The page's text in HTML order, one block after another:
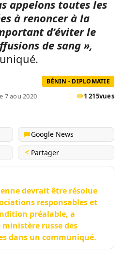
appelons toutes les
à renoncer à la
d’éviter le
de sang »,
BÉNIN - DIPLOMATIE
7 aou 2020 1 215vues
Google News
Partager
devrait être résolue
responsables et
préalable, a
russe des
dans un communiqué.